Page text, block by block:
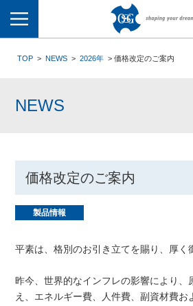
TOP NEWS 2026年 価格改定のご案内
NEWS
価格改定のご案内
製品情報
平素は、格別のお引き立てを賜り、厚く
昨今、世界的なインフレの影響により、
え、エネルギー費、人件費、副資材費お